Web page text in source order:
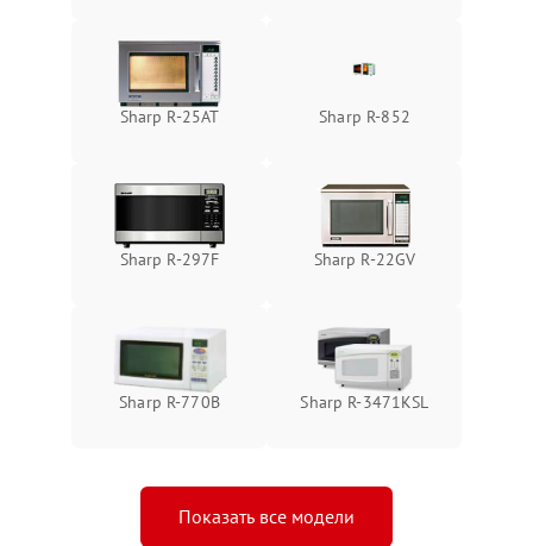
Sharp R-25AT Sharp R-852
Sharp R-297F Sharp R-22GV
Sharp R-770B Sharp R-3471KSL
Показать все модели